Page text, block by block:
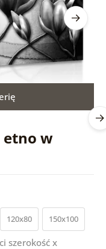
w
120x80 150x100
szerokość x